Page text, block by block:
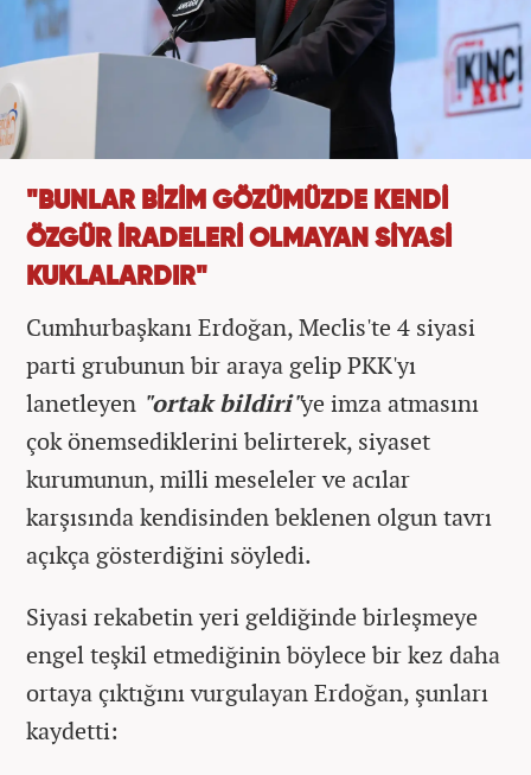
"BUNLAR BİZİM GÖZÜMÜZDE KENDİ
ÖZGÜR İRADELERİ OLMAYAN SİYASİ
KUKLALARDIR"
Cumhurbaşkanı Erdoğan, Meclis'te 4 siyasi
parti grubunun bir araya gelip PKK'yı
lanetleyen "ortak bildiri"ye imza atmasını
çok önemsediklerini belirterek, siyaset
kurumunun, milli meseleler ve acılar
karşısında kendisinden beklenen olgun tavrı
açıkça gösterdiğini söyledi.
Siyasi rekabetin yeri geldiğinde birleşmeye
engel teşkil etmediğinin böylece bir kez daha
ortaya çıktığını vurgulayan Erdoğan, şunları
kaydetti: